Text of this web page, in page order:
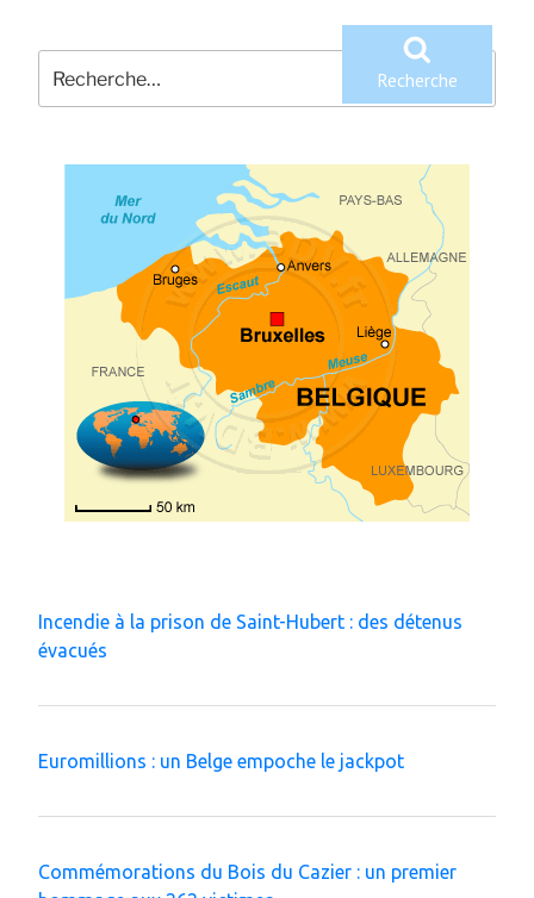
Recherche
pour
:
Recherche
Incendie à la prison de Saint-Hubert : des détenus
évacués
Euromillions : un Belge empoche le jackpot
Commémorations du Bois du Cazier : un premier